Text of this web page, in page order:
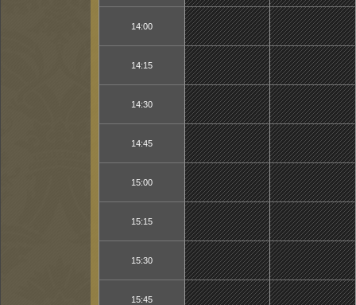
14:00
14:15
14:30
14:45
15:00
15:15
15:30
15:45